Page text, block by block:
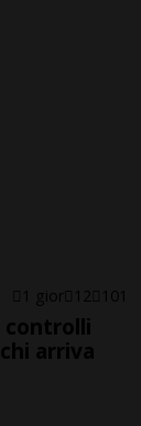
1 gior 12 101
arriva